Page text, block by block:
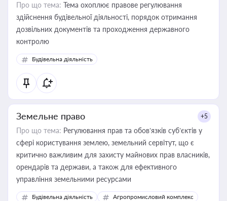
Про що тема: Тема охоплює правове регулювання
здійснення будівельної діяльності, порядок отримання
дозвільних документів та проходження державного
контролю
Будівельна діяльність
Земельне право +5
Про що тема: Регулювання прав та обов’язків суб’єктів у
сфері користування землею, земельний сервітут, що є
критично важливим для захисту майнових прав власників,
орендарів та держави, а також для ефективного
управління земельними ресурсами
Будівельна діяльність Агропромисловий комплекс